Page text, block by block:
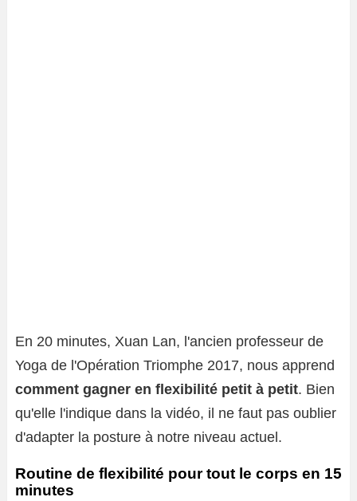
En 20 minutes, Xuan Lan, l'ancien professeur de
Yoga de l'Opération Triomphe 2017, nous apprend
comment gagner en flexibilité petit à petit. Bien
qu'elle l'indique dans la vidéo, il ne faut pas oublier
d'adapter la posture à notre niveau actuel.
Routine de flexibilité pour tout le corps en 15
minutes